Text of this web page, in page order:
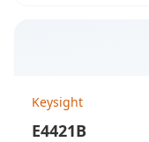
Keysight
E4421B